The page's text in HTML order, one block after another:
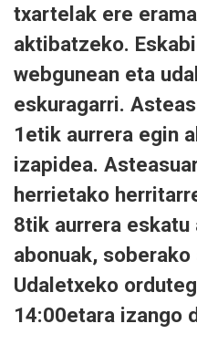
txartelak ere
aktibatzeko.
webgunean eta
eskuragarri.
1etik aurrera egin
izapidea.
herrietako
8tik aurrera
abonuak,
Udaletxeko
14:00etara izango